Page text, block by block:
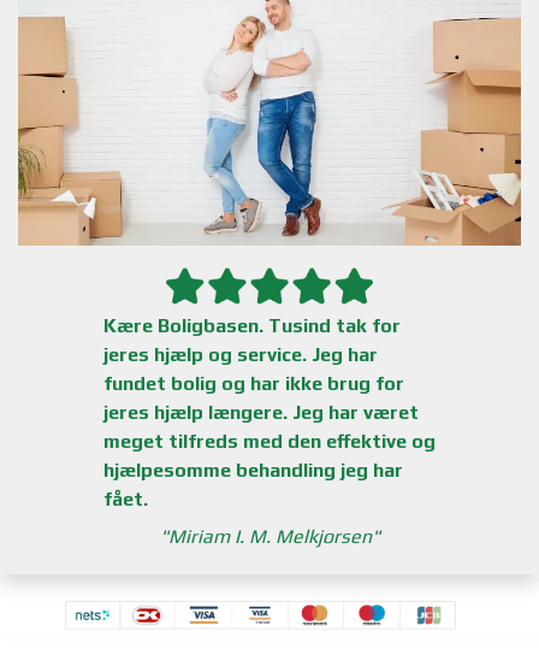
Kære Boligbasen. Tusind tak for
jeres hjælp og service. Jeg har
fundet bolig og har ikke brug for
jeres hjælp længere. Jeg har været
meget tilfreds med den effektive og
hjælpesomme behandling jeg har
fået.
Miriam I. M. Melkjorsen